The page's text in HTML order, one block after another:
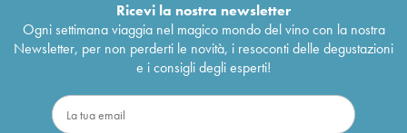
Ricevi la nostra newsletter
Ogni settimana viaggia nel magico mondo del vino con la nostra
Newsletter, per non perderti le novità, i resoconti delle degustazioni
e i consigli degli esperti!